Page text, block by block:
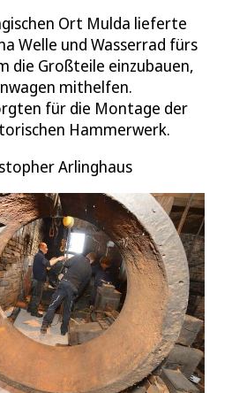
Ort Mulda lieferte
Welle und Wasserrad fürs
die Großteile einzubauen,
mithelfen.
für die Montage der
Hammerwerk.
Arlinghaus